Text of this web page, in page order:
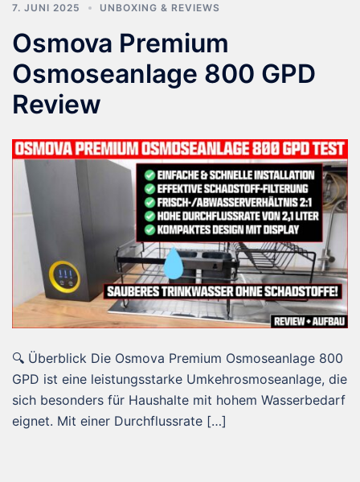
7. JUNI 2025 UNBOXING & REVIEWS
Osmova Premium
Osmoseanlage 800 GPD
Review
🔍 Überblick Die Osmova Premium Osmoseanlage 800
GPD ist eine leistungsstarke Umkehrosmoseanlage, die
sich besonders für Haushalte mit hohem Wasserbedarf
eignet. Mit einer Durchflussrate […]